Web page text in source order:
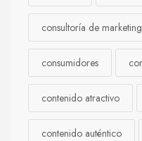
consultoría de marketing
consumidores
contenido atractivo
contenido auténtico